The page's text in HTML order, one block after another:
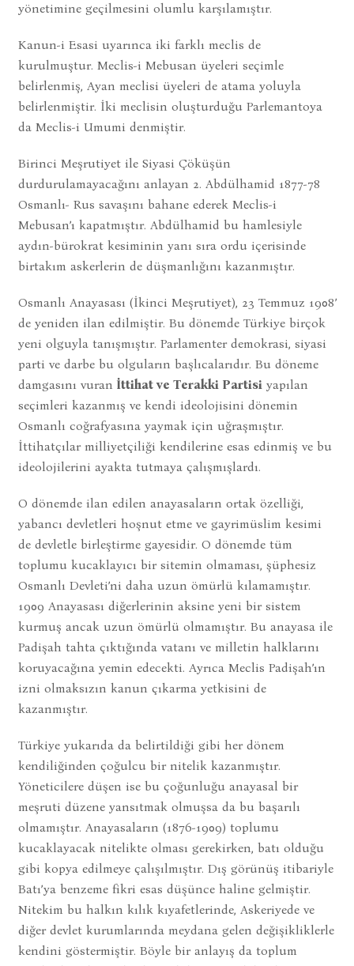
yönetimine geçilmesini olumlu karşılamıştır.
Kanun-i Esasi uyarınca iki farklı meclis de
kurulmuştur. Meclis-i Mebusan üyeleri seçimle
belirlenmiş, Ayan meclisi üyeleri de atama yoluyla
belirlenmiştir. İki meclisin oluşturduğu Parlemantoya
da Meclis-i Umumi denmiştir.
Birinci Meşrutiyet ile Siyasi Çöküşün
durdurulamayacağını anlayan 2. Abdülhamid 1877-78
Osmanlı- Rus savaşını bahane ederek Meclis-i
Mebusan’ı kapatmıştır. Abdülhamid bu hamlesiyle
aydın-bürokrat kesiminin yanı sıra ordu içerisinde
birtakım askerlerin de düşmanlığını kazanmıştır.
Osmanlı Anayasası (İkinci Meşrutiyet), 23 Temmuz 1908’
de yeniden ilan edilmiştir. Bu dönemde Türkiye birçok
yeni olguyla tanışmıştır. Parlamenter demokrasi, siyasi
parti ve darbe bu olguların başlıcalarıdır. Bu döneme
damgasını vuranİttihat ve Terakki Partisiyapılan
seçimleri kazanmış ve kendi ideolojisini dönemin
Osmanlı coğrafyasına yaymak için uğraşmıştır.
İttihatçılar milliyetçiliği kendilerine esas edinmiş ve bu
ideolojilerini ayakta tutmaya çalışmışlardı.
O dönemde ilan edilen anayasaların ortak özelliği,
yabancı devletleri hoşnut etme ve gayrimüslim kesimi
de devletle birleştirme gayesidir. O dönemde tüm
toplumu kucaklayıcı bir sitemin olmaması, şüphesiz
Osmanlı Devleti’ni daha uzun ömürlü kılamamıştır.
1909 Anayasası diğerlerinin aksine yeni bir sistem
kurmuş ancak uzun ömürlü olmamıştır. Bu anayasa ile
Padişah tahta çıktığında vatanı ve milletin halklarını
koruyacağına yemin edecekti. Ayrıca Meclis Padişah’ın
izni olmaksızın kanun çıkarma yetkisini de
kazanmıştır.
Türkiye yukarıda da belirtildiği gibi her dönem
kendiliğinden çoğulcu bir nitelik kazanmıştır.
Yöneticilere düşen ise bu çoğunluğu anayasal bir
meşruti düzene yansıtmak olmuşsa da bu başarılı
olmamıştır. Anayasaların (1876-1909) toplumu
kucaklayacak nitelikte olması gerekirken, batı olduğu
gibi kopya edilmeye çalışılmıştır. Dış görünüş itibariyle
Batı’ya benzeme fikri esas düşünce haline gelmiştir.
Nitekim bu halkın kılık kıyafetlerinde, Askeriyede ve
diğer devlet kurumlarında meydana gelen değişikliklerle
kendini göstermiştir. Böyle bir anlayış da toplum